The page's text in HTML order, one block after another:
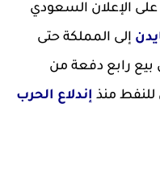
الإعلان السعودي
إلى المملكة حتى
بيع رابع دفعة من
للنفط منذ إندلاع الحرب